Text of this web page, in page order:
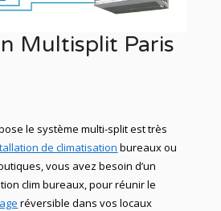
Multisplit Paris
le système multi-split est très
de climatisation bureaux ou
vous avez besoin d’un
clim bureaux, pour réunir le
réversible dans vos locaux